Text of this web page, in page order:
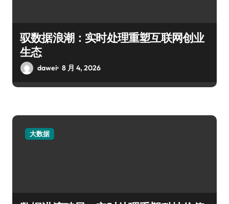
驭数据浪潮：实时处理重塑互联网创业
生态
dawei 8 月 4, 2026
大数据